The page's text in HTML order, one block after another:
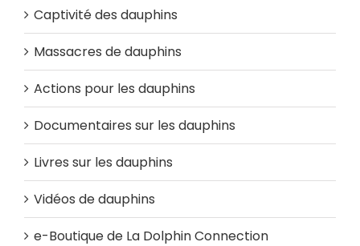
Captivité des dauphins
Massacres de dauphins
Actions pour les dauphins
Documentaires sur les dauphins
Livres sur les dauphins
Vidéos de dauphins
e-Boutique de La Dolphin Connection